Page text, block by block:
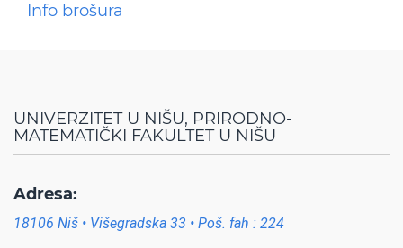
Info brošura
UNIVERZITET U NIŠU, PRIRODNO-
MATEMATIČKI FAKULTET U NIŠU
Adresa:
18106 Niš • Višegradska 33 • Poš. fah : 224